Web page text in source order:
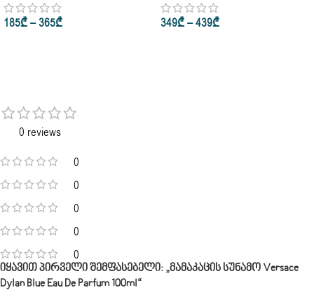
185₾–365₾
50ml • 100ml
349₾–439₾
0 reviews
0
0
0
0
0
Იყავით Პირველი Შემფასებელი: „მამაკაცის Სუნამო Versace
Dylan Blue Eau De Parfum 100ml“